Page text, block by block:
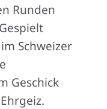
Runden
Schweizer
Geschick